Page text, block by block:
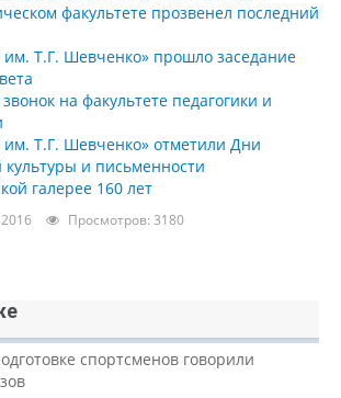
факультете прозвенел последний
Т.Г. Шевченко» прошло заседание
на факультете педагогики и
Т.Г. Шевченко» отметили Дни
культуры и письменности
галерее 160 лет
Просмотров: 3180
спортсменов говорили